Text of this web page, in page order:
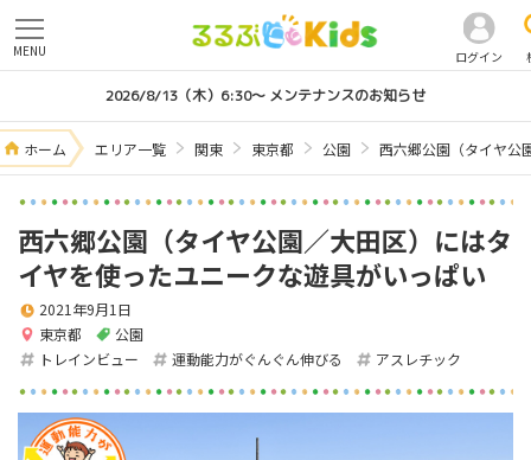
ログイン
MENU
2026/8/13（木）6:30～ メンテナンスのお知らせ
ホーム エリア一覧 関東 東京都 公園 西六郷公園（タイヤ公
西六郷公園（タイヤ公園／大田区）にはタ
イヤを使ったユニークな遊具がいっぱい
東京都 公園
2021年9月1日
トレインビュー 運動能力がぐんぐん伸びる アスレチック